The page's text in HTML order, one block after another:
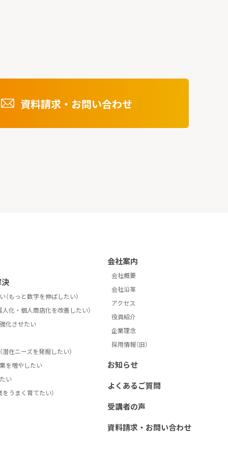
資料請求・お問い合わせ
もっと数字を伸ばしたい）
化・個人商店化を改善したい）
化させたい
在ニーズを発掘したい）
を増やしたい
い
うまく育てたい）
会社案内
会社概要
会社沿革
アクセス
役員紹介
企業理念
採用情報（旧）
お知らせ
よくあるご質問
受講者の声
資料請求・お問い合わせ